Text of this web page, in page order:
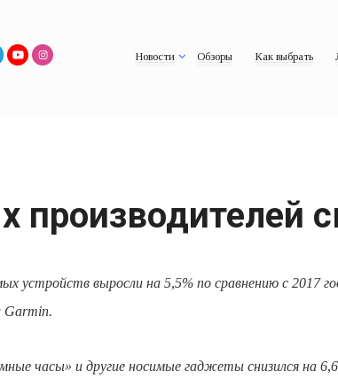
Новости Обзоры Как выбрать
производителей
устройств выросли на 5,5% по сравнению с 2017
Garmin.
часы» и другие носимые гаджеты снизился на